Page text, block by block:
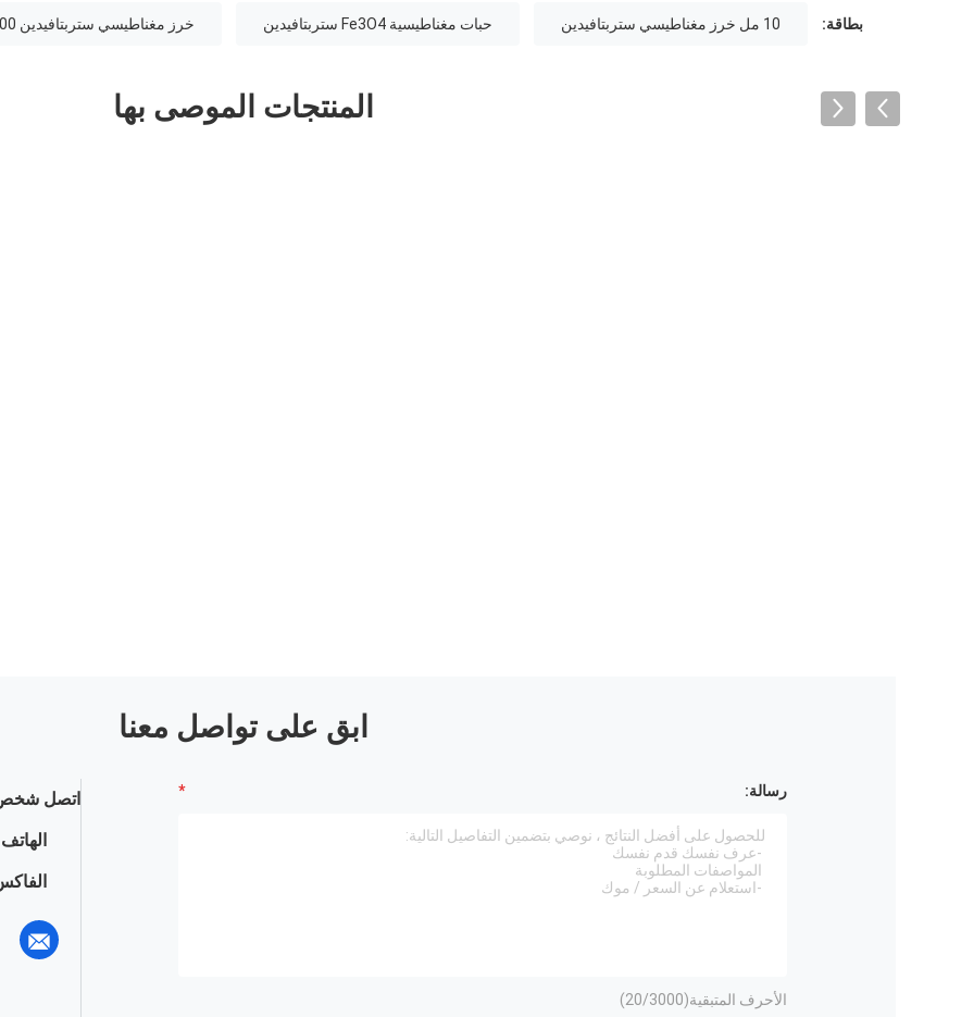
بطاقة: 10 مل خرز مغناطيسي ستربتافيدين حبات مغناطيسية Fe3O4 ستربتافيدين خرز مغناطيسي ستربتافيدين 300 نانومتر
المنتجات الموصى بها
ابق على تواصل معنا
اتصل
رسالة:
الأحرف المتبقية( 20/3000)